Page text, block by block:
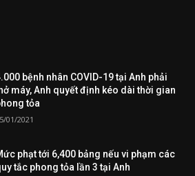
bệnh nhân COVID-19 tại Anh phải
máy, Anh quyết định kéo dài thời gian
tỏa
01/2021
phạt tới 6,400 bảng nếu vi phạm các
tắc phong tỏa lần 3 tại Anh